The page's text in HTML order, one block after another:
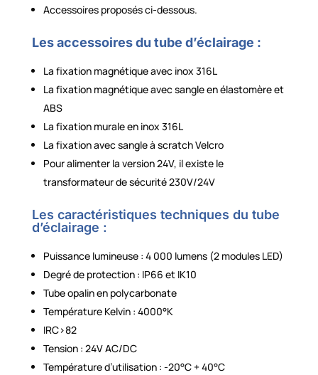
Accessoires proposés ci-dessous.
Les accessoires du tube d’éclairage :
La fixation magnétique avec inox 316L
La fixation magnétique avec sangle en élastomère et
ABS
La fixation murale en inox 316L
La fixation avec sangle à scratch Velcro
Pour alimenter la version 24V, il existe le
transformateur de sécurité 230V/24V
Les caractéristiques techniques du tube
d’éclairage :
Puissance lumineuse : 4 000 lumens (2 modules LED)
Degré de protection : IP66 et IK10
Tube opalin en polycarbonate
Température Kelvin : 4000°K
IRC>82
Tension : 24V AC/DC
Température d’utilisation : -20°C + 40°C